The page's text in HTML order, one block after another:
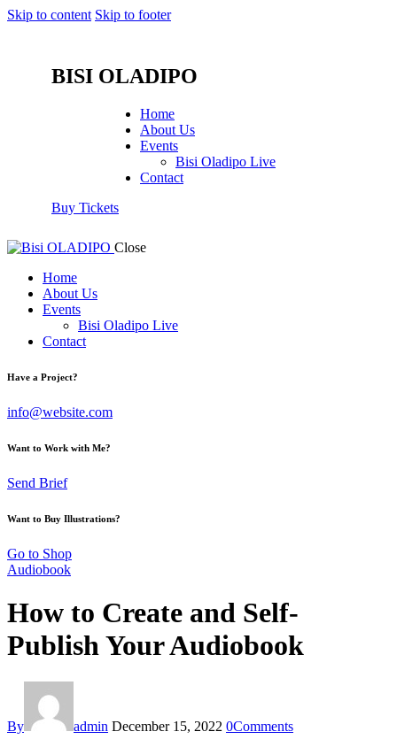
Skip to content Skip to footer
BISI OLADIPO
Home
About Us
Events
Bisi Oladipo Live
Contact
Buy Tickets
Close
Home
About Us
Events
Bisi Oladipo Live
Contact
Have a Project?
info@website.com
Want to Work with Me?
Send Brief
Want to Buy Illustrations?
Go to Shop
Audiobook
How to Create and Self-
Publish Your Audiobook
By admin December 15, 2022 0Comments